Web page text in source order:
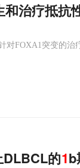
和治疗抵抗
对FOXA1突变的治
的1b